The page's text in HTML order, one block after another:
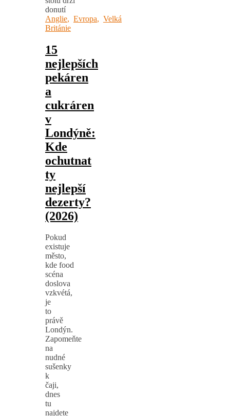
Anglie, Evropa, Velká
Británie
15
nejlepších
pekáren
a
cukráren
v
Londýně:
Kde
ochutnat
ty
nejlepší
dezerty?
(2026)
Pokud
existuje
město,
kde food
scéna
doslova
vzkvétá,
je
to
právě
Londýn.
Zapomeňte
na
nudné
sušenky
k
čaji,
dnes
tu
najdete